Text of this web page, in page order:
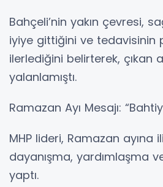
Bahçeli’nin yakın çevresi,
iyiye gittiğini ve tedavisinin
ilerlediğini belirterek, çıkan
yalanlamıştı.
Ramazan Ayı Mesajı:
MHP lideri, Ramazan ayına
dayanışma, yardımlaşma
yaptı.